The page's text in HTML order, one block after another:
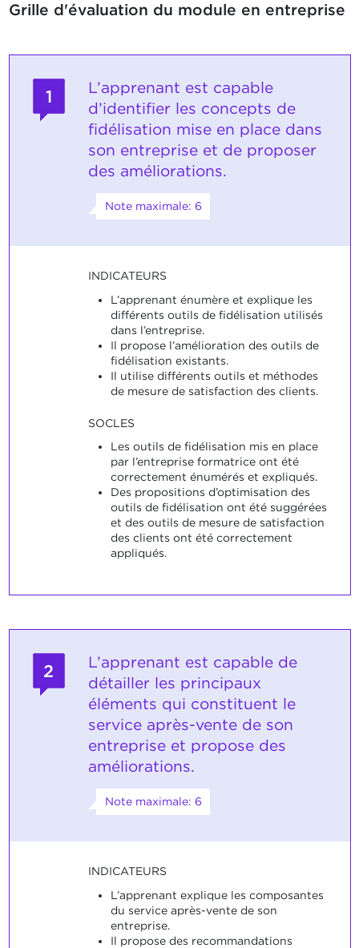
Grille d'évaluation du module en entreprise
1
L’apprenant est capable
d’identifier les concepts de
fidélisation mise en place dans
son entreprise et de proposer
des améliorations.
Note maximale: 6
INDICATEURS
L’apprenant énumère et explique les
différents outils de fidélisation utilisés
dans l’entreprise.
Il propose l’amélioration des outils de
fidélisation existants.
Il utilise différents outils et méthodes
de mesure de satisfaction des clients.
SOCLES
Les outils de fidélisation mis en place
par l’entreprise formatrice ont été
correctement énumérés et expliqués.
Des propositions d’optimisation des
outils de fidélisation ont été suggérées
et des outils de mesure de satisfaction
des clients ont été correctement
appliqués.
2
L’apprenant est capable de
détailler les principaux
éléments qui constituent le
service après-vente de son
entreprise et propose des
améliorations.
Note maximale: 6
INDICATEURS
L’apprenant explique les composantes
du service après-vente de son
entreprise.
Il propose des recommandations